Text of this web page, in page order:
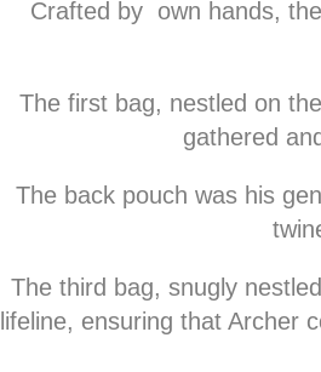
Crafted by own hands,
The first bag, nestled on
gathered
The back pouch was his
The third bag, snugly
lifeline, ensuring that Archer